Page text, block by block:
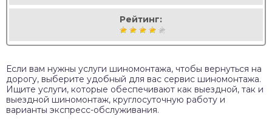
Рейтинг:
Если вам нужны услуги шиномонтажа, чтобы вернуться на
дорогу, выберите удобный для вас сервис шиномонтажа.
Ищите услуги, которые обеспечивают как выездной, так и
выездной шиномонтаж, круглосуточную работу и
варианты экспресс-обслуживания.